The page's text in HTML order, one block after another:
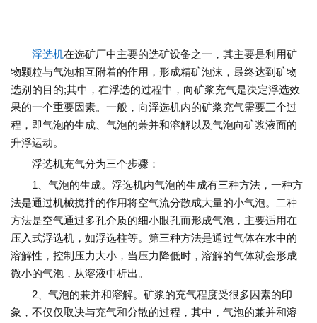
浮选机在选矿厂中主要的选矿设备之一，其主要是利用矿
物颗粒与气泡相互附着的作用，形成精矿泡沫，最终达到矿物
选别的目的;其中，在浮选的过程中，向矿浆充气是决定浮选效
果的一个重要因素。一般，向浮选机内的矿浆充气需要三个过
程，即气泡的生成、气泡的兼并和溶解以及气泡向矿浆液面的
升浮运动。
浮选机充气分为三个步骤：
1、气泡的生成。浮选机内气泡的生成有三种方法，一种方
法是通过机械搅拌的作用将空气流分散成大量的小气泡。二种
方法是空气通过多孔介质的细小眼孔而形成气泡，主要适用在
压入式浮选机，如浮选柱等。第三种方法是通过气体在水中的
溶解性，控制压力大小，当压力降低时，溶解的气体就会形成
微小的气泡，从溶液中析出。
2、气泡的兼并和溶解。矿浆的充气程度受很多因素的印
象，不仅仅取决与充气和分散的过程，其中，气泡的兼并和溶